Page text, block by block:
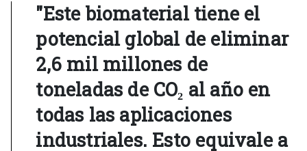
"Este biomaterial tiene el
potencial global de eliminar
2,6 mil millones de
toneladas de CO₂ al año en
todas las aplicaciones
industriales. Esto equivale a